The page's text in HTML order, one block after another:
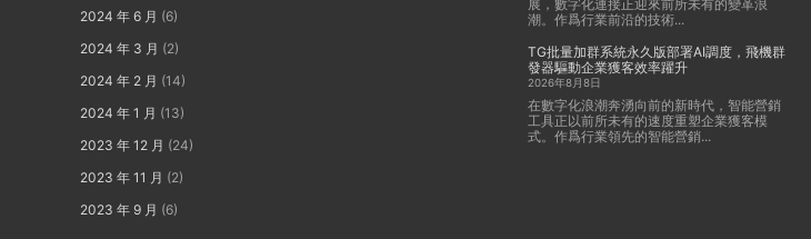
2024 年 6 月 (6)
2024 年 3 月 (2)
2024 年 2 月 (14)
2024 年 1 月 (13)
2023 年 12 月 (24)
2023 年 11 月 (2)
2023 年 9 月 (6)
展，數字化連接正迎來前所未有的變革浪
潮。作爲行業前沿的技術...
TG批量加群系統永久版部署AI調度，飛機群
發器驅動企業獲客效率躍升
2026年8月8日
在數字化浪潮奔湧向前的新時代，智能營銷
工具正以前所未有的速度重塑企業獲客模
式。作爲行業領先的智能營銷...